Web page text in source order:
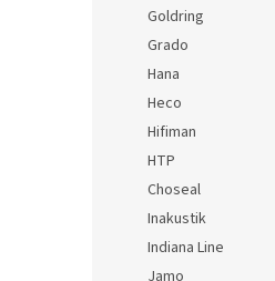
Goldring
Grado
Hana
Heco
Hifiman
HTP
Choseal
Inakustik
Indiana Line
Jamo